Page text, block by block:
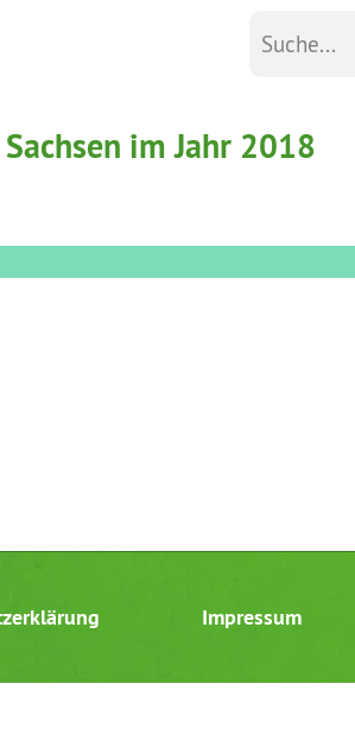
im Jahr 2018
Impressum